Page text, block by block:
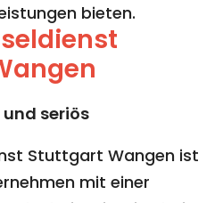
bieten.
seriös
Stuttgart Wangen ist
mit einer